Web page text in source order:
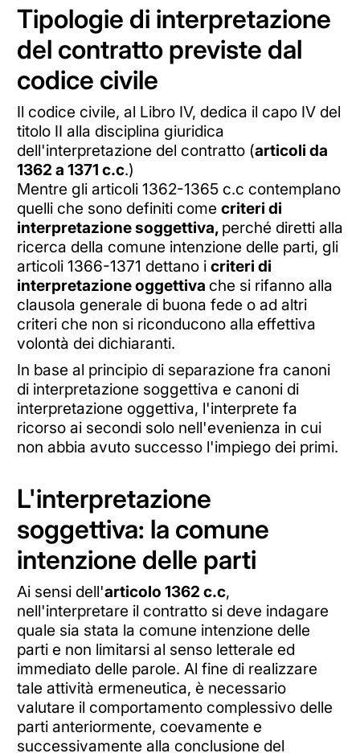
Tipologie di interpretazione
del contratto previste dal
codice civile
Il codice civile, al Libro IV, dedica il capo IV del
titolo II alla disciplina giuridica
dell'interpretazione del contratto (articoli da
1362 a 1371 c.c.)
Mentre gli articoli 1362-1365 c.c contemplano
quelli che sono definiti come criteri di
interpretazione soggettiva, perché diretti alla
ricerca della comune intenzione delle parti, gli
articoli 1366-1371 dettano i criteri di
interpretazione oggettiva che si rifanno alla
clausola generale di buona fede o ad altri
criteri che non si riconducono alla effettiva
volontà dei dichiaranti.
In base al principio di separazione fra canoni
di interpretazione soggettiva e canoni di
interpretazione oggettiva, l'interprete fa
ricorso ai secondi solo nell'evenienza in cui
non abbia avuto successo l'impiego dei primi.
L'interpretazione
soggettiva: la comune
intenzione delle parti
Ai sensi dell'articolo 1362 c.c,
nell'interpretare il contratto si deve indagare
quale sia stata la comune intenzione delle
parti e non limitarsi al senso letterale ed
immediato delle parole. Al fine di realizzare
tale attività ermeneutica, è necessario
valutare il comportamento complessivo delle
parti anteriormente, coevamente e
successivamente alla conclusione del